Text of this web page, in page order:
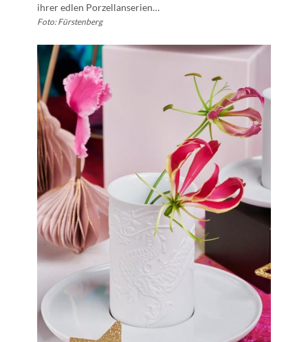
ihrer edlen Porzellanserien…
Foto: Fürstenberg